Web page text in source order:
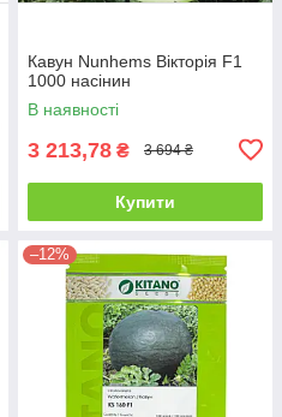
Кавун Nunhems Вікторія F1
1000 насінин
В наявності
3 213,78 ₴ 3 694 ₴
Купити
–12%